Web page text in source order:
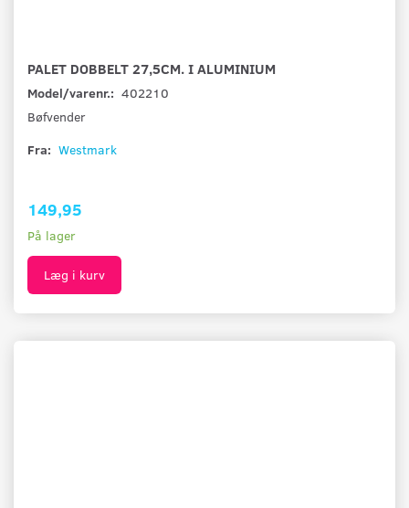
PALET DOBBELT 27,5CM. I ALUMINIUM
Model/varenr.: 402210
Bøfvender
Fra: Westmark
149,95
På lager
Læg i kurv